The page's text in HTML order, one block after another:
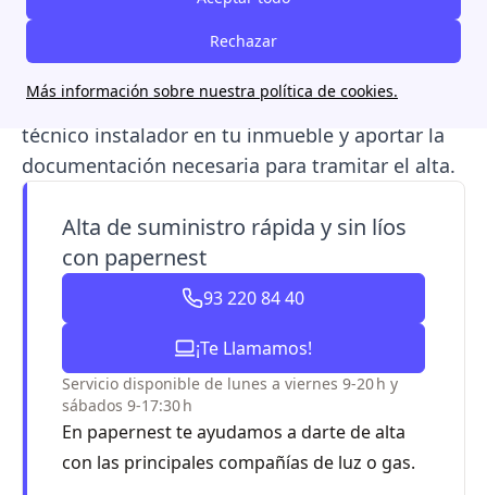
Rechazar
Más información sobre nuestra política de cookies.
que
puede realizarse a través de una
llamada telefónica, de forma presencial u
contacto con la comercializadora, recibir a un
técnico instalador en tu inmueble y aportar la
documentación necesaria para tramitar el alta.
Alta de suministro rápida y sin líos
con papernest
93 220 84 40
¡Te Llamamos!
Servicio disponible de lunes a viernes 9-20 h y
sábados 9-17:30 h
En papernest te ayudamos a darte de alta
con las principales compañías de luz o gas.